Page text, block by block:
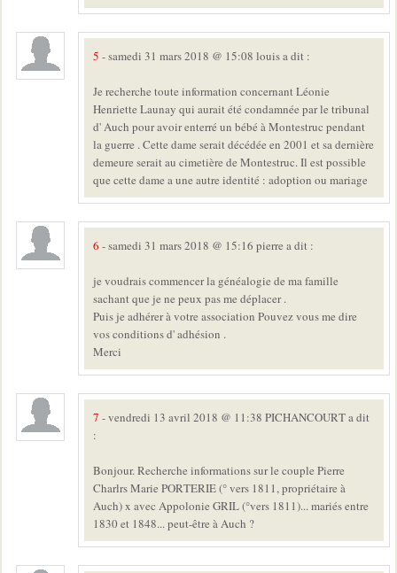
5 - samedi 31 mars 2018 @ 15:08 louis a dit :
Je recherche toute information concernant Léonie
Henriette Launay qui aurait été condamnée par le tribunal
d' Auch pour avoir enterré un bébé à Montestruc pendant
la guerre . Cette dame serait décédée en 2001 et sa dernière
demeure serait au cimetière de Montestruc. Il est possible
que cette dame a une autre identité : adoption ou mariage
6 - samedi 31 mars 2018 @ 15:16 pierre a dit :
je voudrais commencer la généalogie de ma famille
sachant que je ne peux pas me déplacer .
Puis je adhérer à votre association Pouvez vous me dire
vos conditions d' adhésion .
Merci
7 - vendredi 13 avril 2018 @ 11:38 PICHANCOURT a dit
:
Bonjour. Recherche informations sur le couple Pierre
Charlrs Marie PORTERIE (° vers 1811, propriétaire à
Auch) x avec Appolonie GRIL (°vers 1811)... mariés entre
1830 et 1848... peut-être à Auch ?